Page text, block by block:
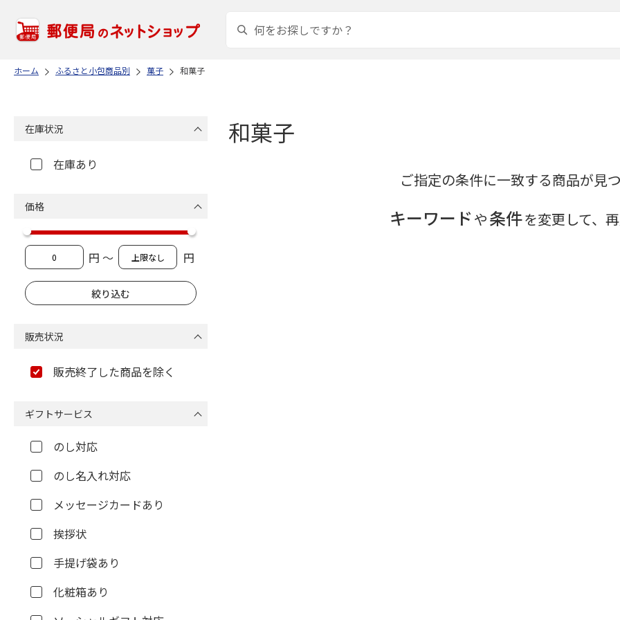
ホーム ふるさと小包商品別 菓子 和菓子
和菓子
ご指定の条件に一致する商品が見
キーワードや条件を変更して、
在庫状況
在庫あり
価格
円 ～ 円
販売状況
販売終了した商品を除く
ギフトサービス
のし対応
のし名入れ対応
メッセージカードあり
挨拶状
手提げ袋あり
化粧箱あり